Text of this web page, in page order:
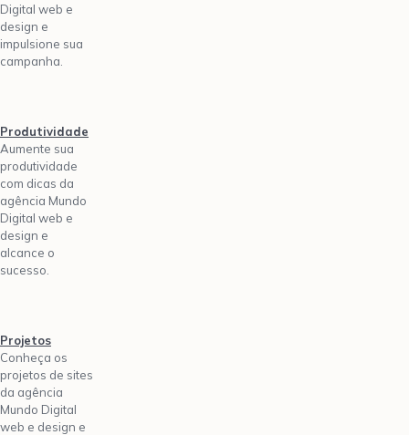
Digital web e
design e
impulsione sua
campanha.
Produtividade
Aumente sua
produtividade
com dicas da
agência Mundo
Digital web e
design e
alcance o
sucesso.
Projetos
Conheça os
projetos de sites
da agência
Mundo Digital
web e design e